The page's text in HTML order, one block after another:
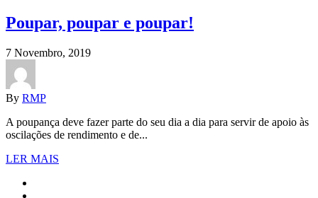
Poupar, poupar e poupar!
7 Novembro, 2019
By RMP
A poupança deve fazer parte do seu dia a dia para servir de apoio às
oscilações de rendimento e de...
LER MAIS